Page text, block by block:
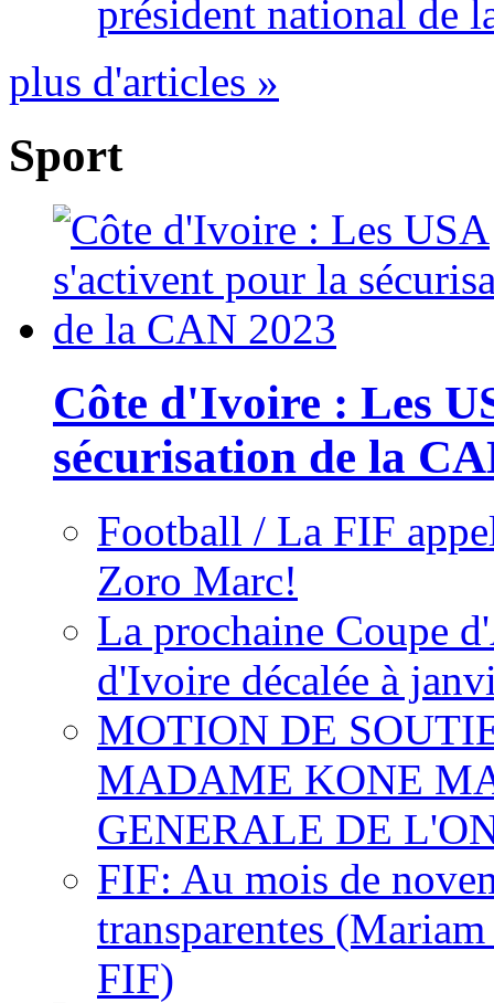
président national de
plus d'articles »
Sport
Côte d'Ivoire : Les
sécurisation de la
Football / La FIF
Zoro Marc!
La prochaine Coupe
d'Ivoire décalée à
MOTION DE
MADAME KONE
GENERALE DE
FIF: Au mois de
transparentes
FIF)